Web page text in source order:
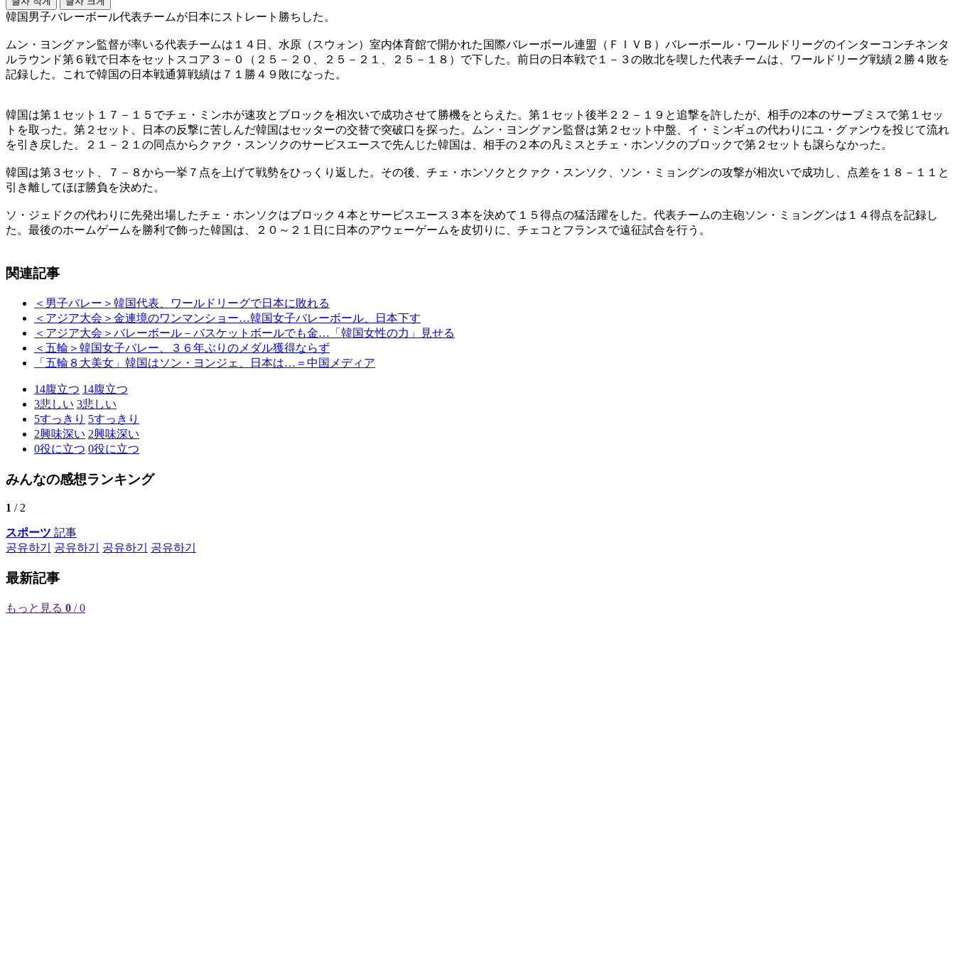
韓国男子バレーボール代表チームが日本にストレート勝ちした。
ムン・ヨングァン監督が率いる代表チームは１４日、水原（スウォン）室内体育館で開かれた国際バレーボール連盟（ＦＩＶＢ）バレーボール・ワールドリーグのインターコンチネンタ
ルラウンド第６戦で日本をセットスコア３－０（２５－２０、２５－２１、２５－１８）で下した。前日の日本戦で１－３の敗北を喫した代表チームは、ワールドリーグ戦績２勝４敗を
記録した。これで韓国の日本戦通算戦績は７１勝４９敗になった。
韓国は第１セット１７－１５でチェ・ミンホが速攻とブロックを相次いで成功させて勝機をとらえた。第１セット後半２２－１９と追撃を許したが、相手の2本のサーブミスで第１セッ
トを取った。第２セット、日本の反撃に苦しんだ韓国はセッターの交替で突破口を探った。ムン・ヨングァン監督は第２セット中盤、イ・ミンギュの代わりにユ・グァンウを投じて流れ
を引き戻した。２１－２１の同点からクァク・スンソクのサービスエースで先んじた韓国は、相手の２本の凡ミスとチェ・ホンソクのブロックで第２セットも譲らなかった。
韓国は第３セット、７－８から一挙７点を上げて戦勢をひっくり返した。その後、チェ・ホンソクとクァク・スンソク、ソン・ミョングンの攻撃が相次いで成功し、点差を１８－１１と
引き離してほぼ勝負を決めた。
ソ・ジェドクの代わりに先発出場したチェ・ホンソクはブロック４本とサービスエース３本を決めて１５得点の猛活躍をした。代表チームの主砲ソン・ミョングンは１４得点を記録し
た。最後のホームゲームを勝利で飾った韓国は、２０～２１日に日本のアウェーゲームを皮切りに、チェコとフランスで遠征試合を行う。
関連記事
＜男子バレー＞韓国代表、ワールドリーグで日本に敗れる
＜アジア大会＞金連境のワンマンショー…韓国女子バレーボール、日本下す
＜アジア大会＞バレーボール－バスケットボールでも金…「韓国女性の力」見せる
＜五輪＞韓国女子バレー、３６年ぶりのメダル獲得ならず
「五輪８大美女」韓国はソン・ヨンジェ、日本は…＝中国メディア
14腹立つ 14腹立つ
3悲しい 3悲しい
5すっきり 5すっきり
2興味深い 2興味深い
0役に立つ 0役に立つ
みんなの感想ランキング
1 / 2
スポーツ 記事
공유하기
공유하기 공유하기 공유하기
最新記事
もっと見る 0 / 0